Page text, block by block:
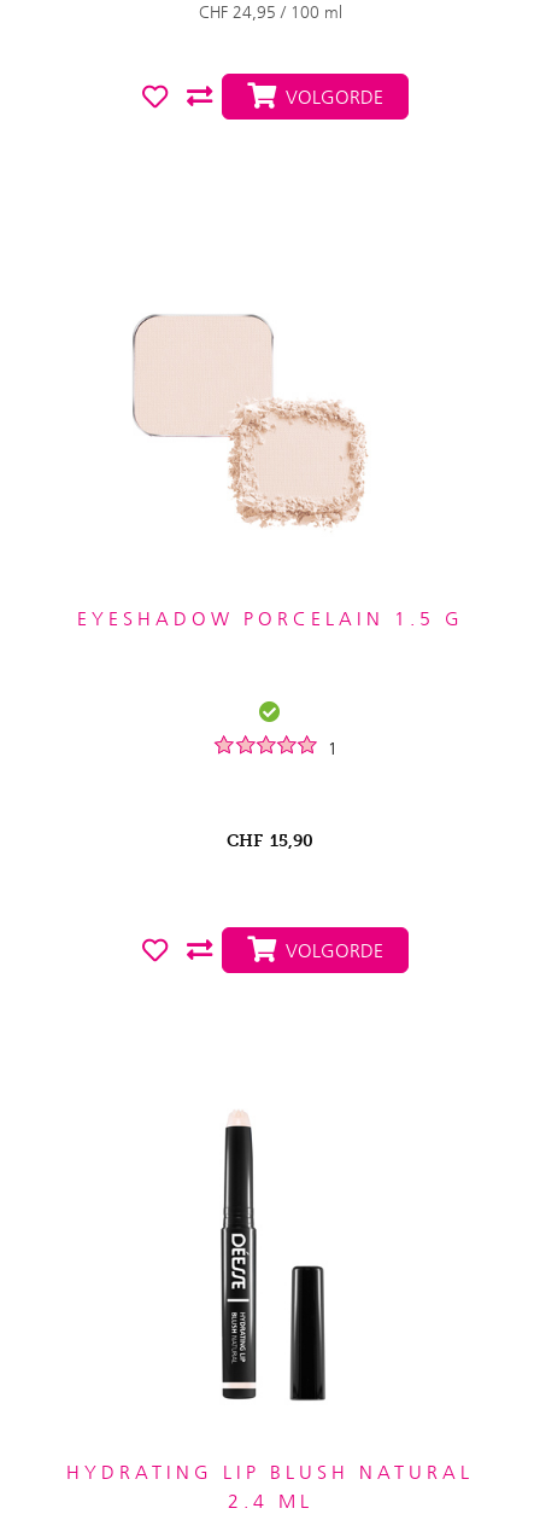
CHF 24,95 / 100 ml
VOLGORDE
EYESHADOW PORCELAIN 1.5 G
1
CHF 15,90
VOLGORDE
HYDRATING LIP BLUSH NATURAL
2.4 ML